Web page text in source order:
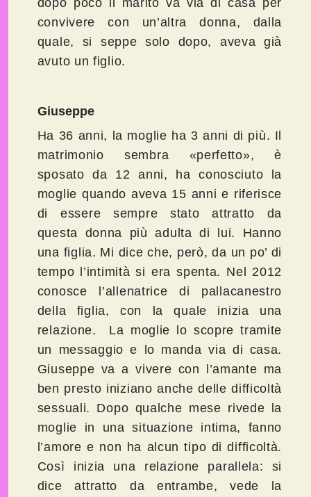
dopo poco il marito va via di casa per
convivere con un’altra donna, dalla
quale, si seppe solo dopo, aveva già
avuto un figlio.
Giuseppe
Ha 36 anni, la moglie ha 3 anni di più. Il
matrimonio sembra «perfetto», è
sposato da 12 anni, ha conosciuto la
moglie quando aveva 15 anni e riferisce
di essere sempre stato attratto da
questa donna più adulta di lui. Hanno
una figlia. Mi dice che, però, da un po’ di
tempo l’intimità si era spenta. Nel 2012
conosce l’allenatrice di pallacanestro
della figlia, con la quale inizia una
relazione. La moglie lo scopre tramite
un messaggio e lo manda via di casa.
Giuseppe va a vivere con l’amante ma
ben presto iniziano anche delle difficoltà
sessuali. Dopo qualche mese rivede la
moglie in una situazione intima, fanno
l’amore e non ha alcun tipo di difficoltà.
Così inizia una relazione parallela: si
dice attratto da entrambe, vede la